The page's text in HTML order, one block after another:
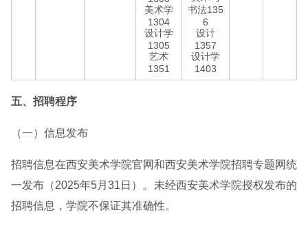
美术学
1304
设计学
1305
艺术
1351
书法135
6
设计
1357
设计学
1403
五、招聘程序
（一）信息发布
招聘信息在西安美术学院官网和西安美术学院招聘专题网统
一发布（2025年5月31日）。未经西安美术学院授权发布的
招聘信息，学院不保证其准确性。